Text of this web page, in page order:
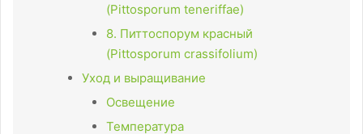
(Pittosporum teneriffae)
8. Питтоспорум красный
(Pittosporum crassifolium)
Уход и выращивание
Освещение
Температура